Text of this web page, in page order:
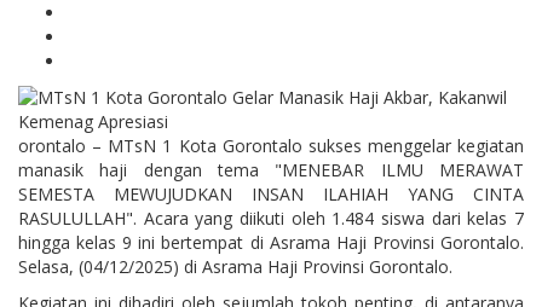
orontalo – MTsN 1 Kota Gorontalo sukses menggelar kegiatan
manasik haji dengan tema "MENEBAR ILMU MERAWAT
SEMESTA MEWUJUDKAN INSAN ILAHIAH YANG CINTA
RASULULLAH". Acara yang diikuti oleh 1.484 siswa dari kelas 7
hingga kelas 9 ini bertempat di Asrama Haji Provinsi Gorontalo.
Selasa, (04/12/2025) di Asrama Haji Provinsi Gorontalo.